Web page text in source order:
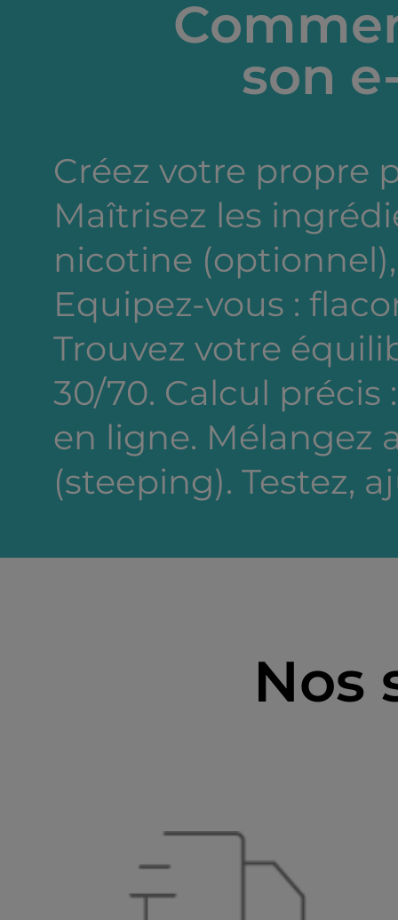
son
Créez votre propre
Maîtrisez les
nicotine
Equipez-vous :
Trouvez votre
30/70. Calcul
en ligne. Mélangez
(steeping). Testez,
Nos